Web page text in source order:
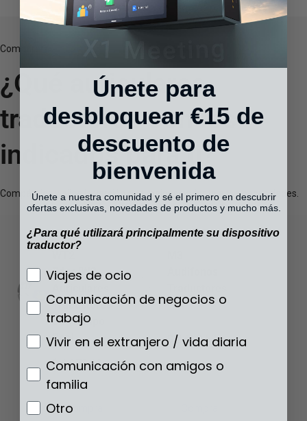
Comparar
¿Qué auriculares
traductores son los
indicados para ti?
Compáralos y elige la versión que mejor se adapte a tus necesidades.
Edge/W3
Traductores
en Tiempo
Real
$ 6,278.19-
$ 7,847.79
Compra
$ 2,690.52-
Únete para
desbloquear €15 de
descuento de
bienvenida
Únete a nuestra comunidad y sé el primero en descubrir
ofertas exclusivas, novedades de productos y mucho más.
¿Para qué utilizará principalmente su dispositivo
traductor?
¿Para qué utilizará principalmente su
Viajes de ocio
Comunicación de negocios o
trabajo
Vivir en el extranjero / vida diaria
Comunicación con amigos o
familia
Otro